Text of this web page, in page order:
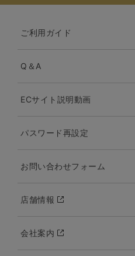
ご利用ガイド
Q＆A
ECサイト説明動画
パスワード再設定
お問い合わせフォーム
店舗情報
会社案内